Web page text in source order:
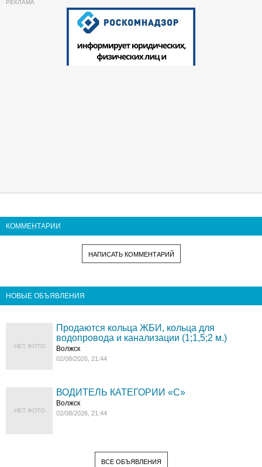
КОММЕНТАРИИ
НАПИСАТЬ КОММЕНТАРИЙ
НОВЫЕ ОБЪЯВЛЕНИЯ
НЕТ ФОТО
Продаются кольца ЖБИ, кольца для
водопровода и канализации (1;1,5;2 м.)
Волжск
02/08/2026, 21:44
НЕТ ФОТО
ВОДИТЕЛЬ КАТЕГОРИИ «C»
Волжск
02/08/2026, 21:44
ВСЕ ОБЪЯВЛЕНИЯ